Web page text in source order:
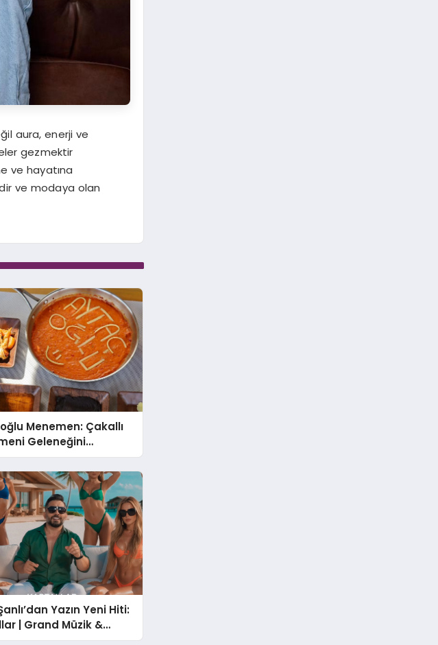
aura, enerji ve
gezmektir
ve hayatına
ve modaya olan
Menemen: Çakallı
Geleneğini
Aile İşletmesi
Yazın Yeni Hiti:
| Grand Müzik &
İmzalı Yeni Şarkı